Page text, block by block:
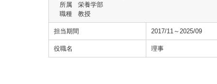
所属
栄養学部
職種
教授
担当期間 2017/11～2025/09
役職名 理事